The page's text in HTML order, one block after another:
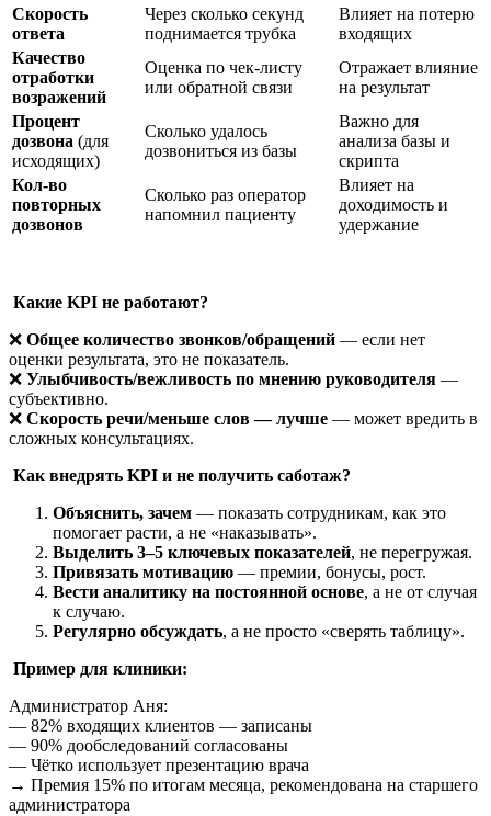
Скорость
ответа
Через сколько секунд
поднимается трубка
Влияет на потерю
входящих
Качество
отработки
возражений
Оценка по чек-листу
или обратной связи
Отражает влияние
на результат
Процент
дозвона (для
исходящих)
Сколько удалось
дозвониться из базы
Важно для
анализа базы и
скрипта
Кол-во
повторных
дозвонов
Сколько раз оператор
напомнил пациенту
Влияет на
доходимость и
удержание
Какие KPI не работают?
❌ Общее количество звонков/обращений — если нет
оценки результата, это не показатель.
❌ Улыбчивость/вежливость по мнению руководителя —
субъективно.
❌ Скорость речи/меньше слов — лучше — может вредить в
сложных консультациях.
Как внедрять KPI и не получить саботаж?
Объяснить, зачем — показать сотрудникам, как это
помогает расти, а не «наказывать».
Выделить 3–5 ключевых показателей, не перегружая.
Привязать мотивацию — премии, бонусы, рост.
Вести аналитику на постоянной основе, а не от случая
к случаю.
Регулярно обсуждать, а не просто «сверять таблицу».
Пример для клиники:
Администратор Аня:
— 82% входящих клиентов — записаны
— 90% дообследований согласованы
— Чётко использует презентацию врача
→ Премия 15% по итогам месяца, рекомендована на старшего
администратора